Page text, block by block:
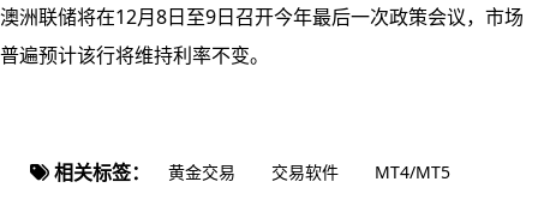
澳洲联储将在12月8日至9日召开今年最后一次政策会议，市场
普遍预计该行将维持利率不变。
相关标签： 黄金交易 交易软件 MT4/MT5